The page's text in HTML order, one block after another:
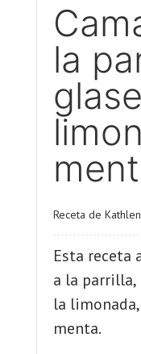
la
Receta de
Esta receta
a la parrilla,
la
menta.